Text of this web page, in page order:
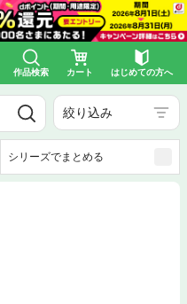
作品検索 カート はじめての方へ
絞り込み
シリーズでまとめる